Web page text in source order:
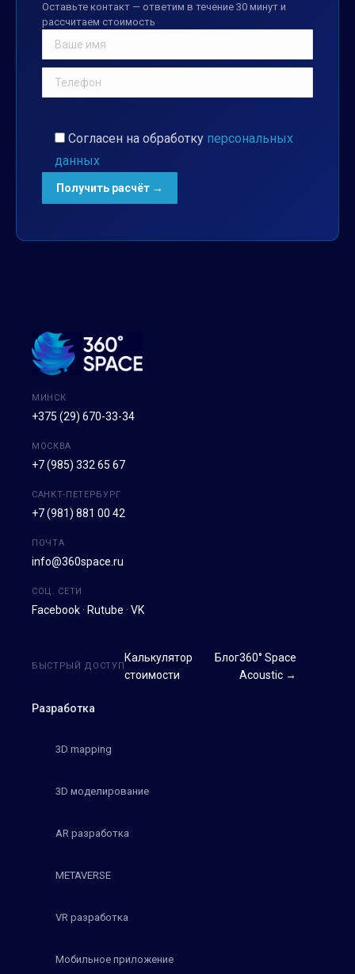
Оставьте контакт — ответим в течение 30 минут и
рассчитаем стоимость
Согласен на обработку персональных
данных
МИНСК
+375 (29) 670-33-34
МОСКВА
+7 (985) 332 65 67
САНКТ-ПЕТЕРБУРГ
+7 (981) 881 00 42
ПОЧТА
info@360space.ru
СОЦ. СЕТИ
Facebook · Rutube · VK
Разработка
3D mapping
3D моделирование
AR разработка
METAVERSE
VR разработка
Мобильное приложение
БЫСТРЫЙ ДОСТУП
Калькулятор
стоимости
Блог360° Space
Acoustic →